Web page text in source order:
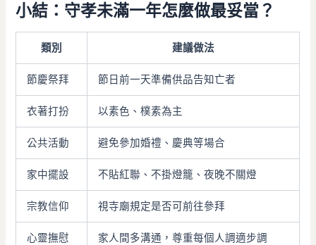
小結：守孝未滿一年怎麼做最妥當？
類別 建議做法
節慶祭拜 節日前一天準備供品告知亡者
衣著打扮 以素色、樸素為主
公共活動 避免參加婚禮、慶典等場合
家中擺設 不貼紅聯、不掛燈籠、夜晚不關燈
宗教信仰 視寺廟規定是否可前往參拜
心靈撫慰 家人間多溝通，尊重每個人調適步調